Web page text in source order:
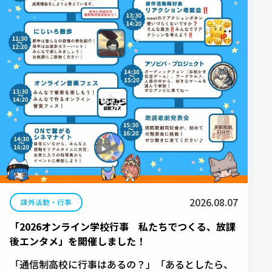
課外活動・行事
2026.08.07
「2026オンライン学校行事 私たちでつくる、放課
後エンタメ」を開催しました！
「通信制高校に行事はあるの？」「あるとしたら、